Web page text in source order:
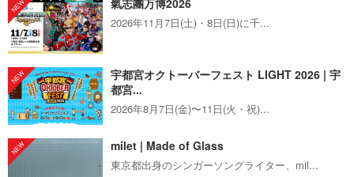
氣志團万博2026
2026年11月7日(土)・8日(日)に千...
宇都宮オクトーバーフェスト LIGHT 2026 | 宇
都宮...
2026年8月7日(金)〜11日(火・祝)...
milet | Made of Glass
東京都出身のシンガーソングライター、mil...